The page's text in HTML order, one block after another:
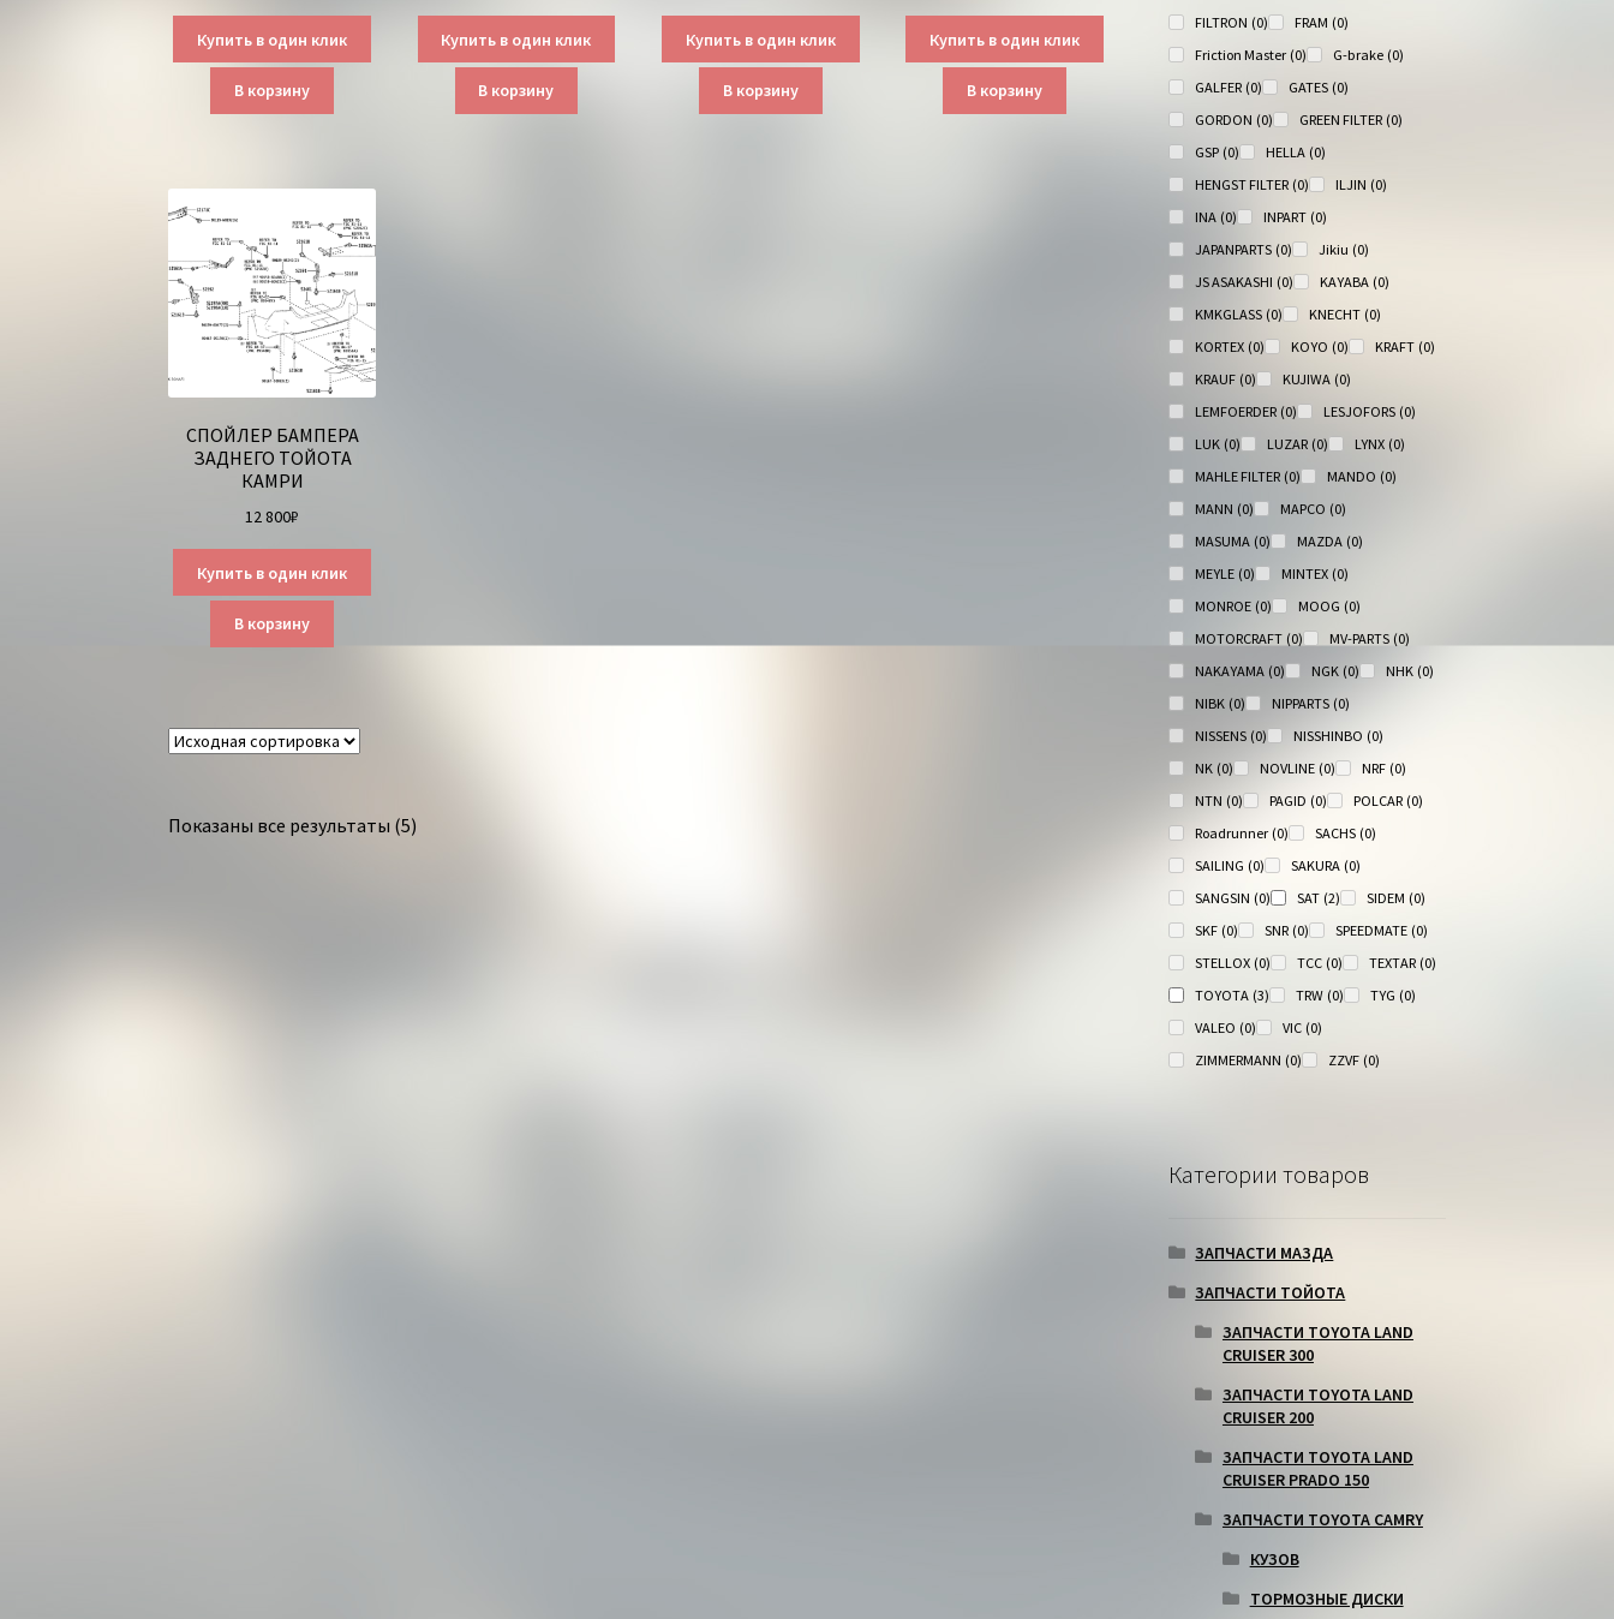
Купить в один клик
В корзину
Купить в один клик
В корзину
Купить в один клик
В корзину
Купить в один клик
В корзину
СПОЙЛЕР БАМПЕРА
ЗАДНЕГО ТОЙОТА
КАМРИ
12 800₽
Купить в один клик
В корзину
Показаны все результаты (5)
FILTRON (0) FRAM (0)
Friction Master (0) G-brake (0)
GALFER (0) GATES (0)
GORDON (0) GREEN FILTER (0)
GSP (0) HELLA (0)
HENGST FILTER (0) ILJIN (0)
INA (0) INPART (0)
JAPANPARTS (0) Jikiu (0)
JS ASAKASHI (0) KAYABA (0)
KMKGLASS (0) KNECHT (0)
KORTEX (0) KOYO (0) KRAFT (0)
KRAUF (0) KUJIWA (0)
LEMFOERDER (0) LESJOFORS (0)
LUK (0) LUZAR (0) LYNX (0)
MAHLE FILTER (0) MANDO (0)
MANN (0) MAPCO (0)
MASUMA (0) MAZDA (0)
MEYLE (0) MINTEX (0)
MONROE (0) MOOG (0)
MOTORCRAFT (0) MV-PARTS (0)
NAKAYAMA (0) NGK (0) NHK (0)
NIBK (0) NIPPARTS (0)
NISSENS (0) NISSHINBO (0)
NK (0) NOVLINE (0) NRF (0)
NTN (0) PAGID (0) POLCAR (0)
Roadrunner (0) SACHS (0)
SAILING (0) SAKURA (0)
SANGSIN (0) SAT (2) SIDEM (0)
SKF (0) SNR (0) SPEEDMATE (0)
STELLOX (0) TCC (0) TEXTAR (0)
TOYOTA (3) TRW (0) TYG (0)
VALEO (0) VIC (0)
ZIMMERMANN (0) ZZVF (0)
Категории товаров
ЗАПЧАСТИ МАЗДА
ЗАПЧАСТИ ТОЙОТА
ЗАПЧАСТИ TOYOTA LAND
CRUISER 300
ЗАПЧАСТИ TOYOTA LAND
CRUISER 200
ЗАПЧАСТИ TOYOTA LAND
CRUISER PRADO 150
ЗАПЧАСТИ TOYOTA CAMRY
КУЗОВ
ТОРМОЗНЫЕ ДИСКИ